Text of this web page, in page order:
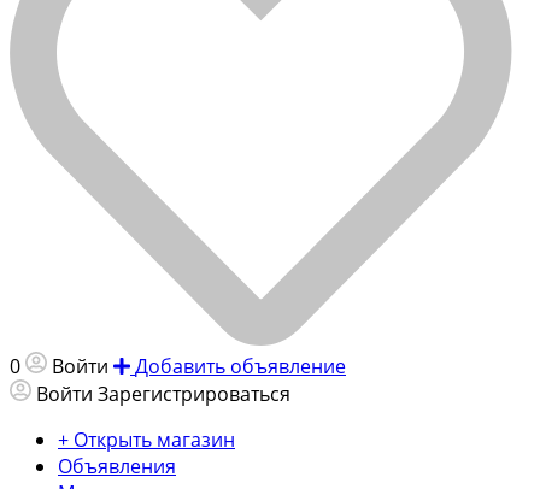
0 Войти
Добавить объявление
Войти Зарегистрироваться
+ Открыть магазин
Объявления